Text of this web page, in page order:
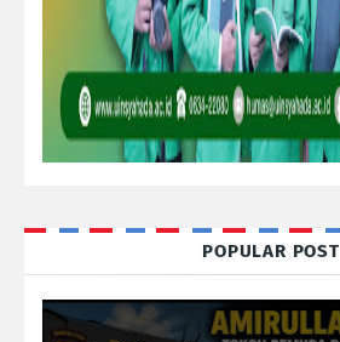
POPULAR POST